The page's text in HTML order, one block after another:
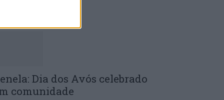
Dia dos Avós celebrado
comunidade